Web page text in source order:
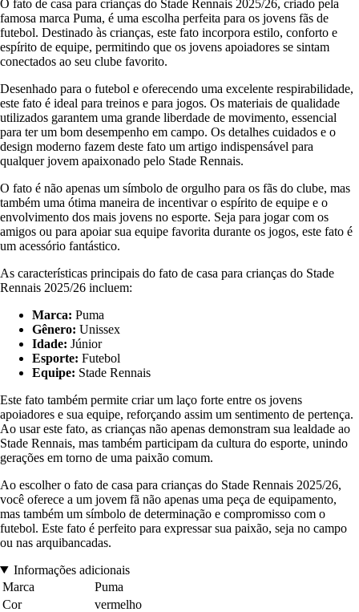
O fato de casa para crianças do Stade Rennais 2025/26, criado pela
famosa marca Puma, é uma escolha perfeita para os jovens fãs de
futebol. Destinado às crianças, este fato incorpora estilo, conforto e
espírito de equipe, permitindo que os jovens apoiadores se sintam
conectados ao seu clube favorito.
Desenhado para o futebol e oferecendo uma excelente respirabilidade,
este fato é ideal para treinos e para jogos. Os materiais de qualidade
utilizados garantem uma grande liberdade de movimento, essencial
para ter um bom desempenho em campo. Os detalhes cuidados e o
design moderno fazem deste fato um artigo indispensável para
qualquer jovem apaixonado pelo Stade Rennais.
O fato é não apenas um símbolo de orgulho para os fãs do clube, mas
também uma ótima maneira de incentivar o espírito de equipe e o
envolvimento dos mais jovens no esporte. Seja para jogar com os
amigos ou para apoiar sua equipe favorita durante os jogos, este fato é
um acessório fantástico.
As características principais do fato de casa para crianças do Stade
Rennais 2025/26 incluem:
Marca: Puma
Gênero: Unissex
Idade: Júnior
Esporte: Futebol
Equipe: Stade Rennais
Este fato também permite criar um laço forte entre os jovens
apoiadores e sua equipe, reforçando assim um sentimento de pertença.
Ao usar este fato, as crianças não apenas demonstram sua lealdade ao
Stade Rennais, mas também participam da cultura do esporte, unindo
gerações em torno de uma paixão comum.
Ao escolher o fato de casa para crianças do Stade Rennais 2025/26,
você oferece a um jovem fã não apenas uma peça de equipamento,
mas também um símbolo de determinação e compromisso com o
futebol. Este fato é perfeito para expressar sua paixão, seja no campo
ou nas arquibancadas.
Informações adicionais
Marca
Puma
Cor
vermelho